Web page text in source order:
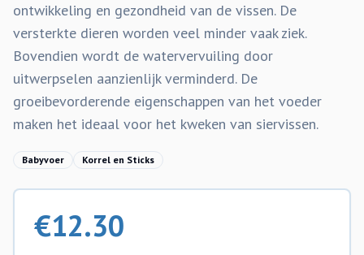
ontwikkeling en gezondheid van de vissen. De
versterkte dieren worden veel minder vaak ziek.
Bovendien wordt de watervervuiling door
uitwerpselen aanzienlijk verminderd. De
groeibevorderende eigenschappen van het voeder
maken het ideaal voor het kweken van siervissen.
Babyvoer Korrel en Sticks
€12.30